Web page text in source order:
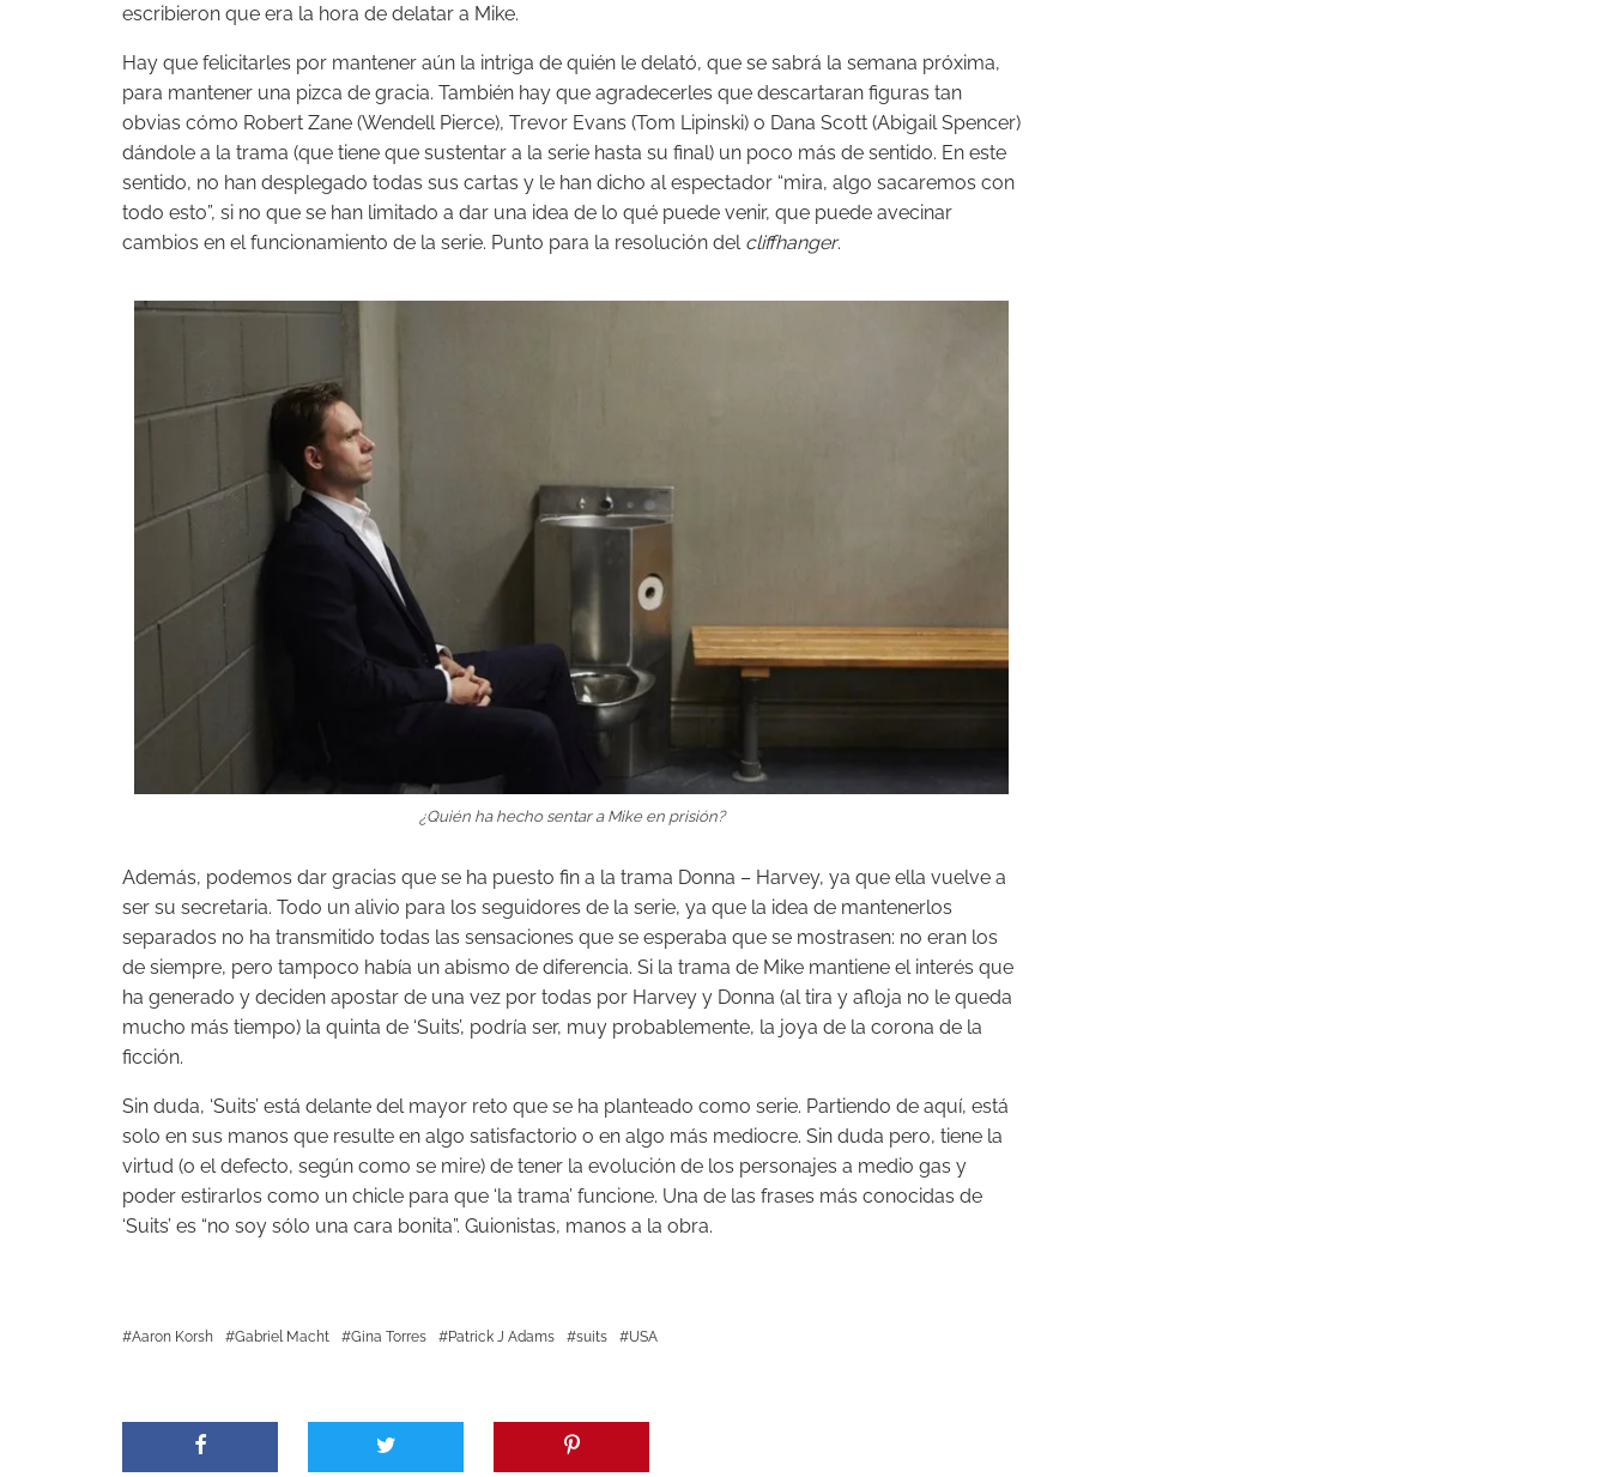
escribieron que era la hora de delatar a Mike.
Hay que felicitarles por mantener aún la intriga de quién le delató, que se sabrá la semana próxima,
para mantener una pizca de gracia. También hay que agradecerles que descartaran figuras tan
obvias cómo Robert Zane (Wendell Pierce), Trevor Evans (Tom Lipinski) o Dana Scott (Abigail Spencer)
dándole a la trama (que tiene que sustentar a la serie hasta su final) un poco más de sentido. En este
sentido, no han desplegado todas sus cartas y le han dicho al espectador “mira, algo sacaremos con
todo esto”, si no que se han limitado a dar una idea de lo qué puede venir, que puede avecinar
cambios en el funcionamiento de la serie. Punto para la resolución del cliffhanger.
¿Quién ha hecho sentar a Mike en prisión?
Además, podemos dar gracias que se ha puesto fin a la trama Donna – Harvey, ya que ella vuelve a
ser su secretaria. Todo un alivio para los seguidores de la serie, ya que la idea de mantenerlos
separados no ha transmitido todas las sensaciones que se esperaba que se mostrasen: no eran los
de siempre, pero tampoco había un abismo de diferencia. Si la trama de Mike mantiene el interés que
ha generado y deciden apostar de una vez por todas por Harvey y Donna (al tira y afloja no le queda
mucho más tiempo) la quinta de ‘Suits’, podría ser, muy probablemente, la joya de la corona de la
ficción.
Sin duda, ‘Suits’ está delante del mayor reto que se ha planteado como serie. Partiendo de aquí, está
solo en sus manos que resulte en algo satisfactorio o en algo más mediocre. Sin duda pero, tiene la
virtud (o el defecto, según como se mire) de tener la evolución de los personajes a medio gas y
poder estirarlos como un chicle para que ‘la trama’ funcione. Una de las frases más conocidas de
‘Suits’ es “no soy sólo una cara bonita”. Guionistas, manos a la obra.
Aaron Korsh Gabriel Macht Gina Torres Patrick J Adams suits USA